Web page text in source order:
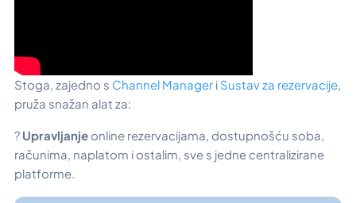
Stoga, zajedno s Channel Manager i Sustav za rezervacije
pruža snažan alat za:
? Upravljanje online rezervacijama, dostupnošću soba,
računima, naplatom i ostalim, sve s jedne centralizirane
platforme.